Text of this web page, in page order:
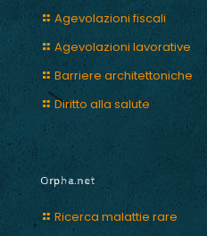
Agevolazioni fiscali
Agevolazioni lavorative
Barriere architettoniche
Diritto alla salute
Orpha.net
Ricerca malattie rare